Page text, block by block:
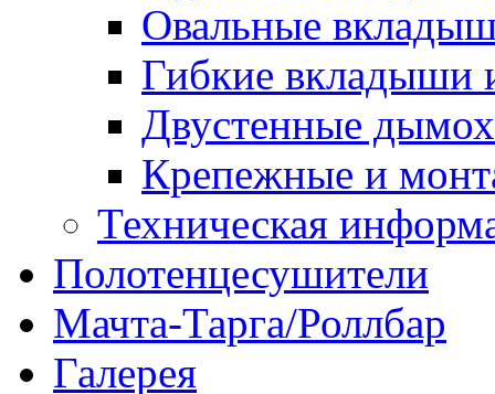
Овальные
Гибкие вкладыши
Двустенные
Крепежные и
Техническая
Полотенцесушители
Мачта-Тарга/Роллбар
Галерея